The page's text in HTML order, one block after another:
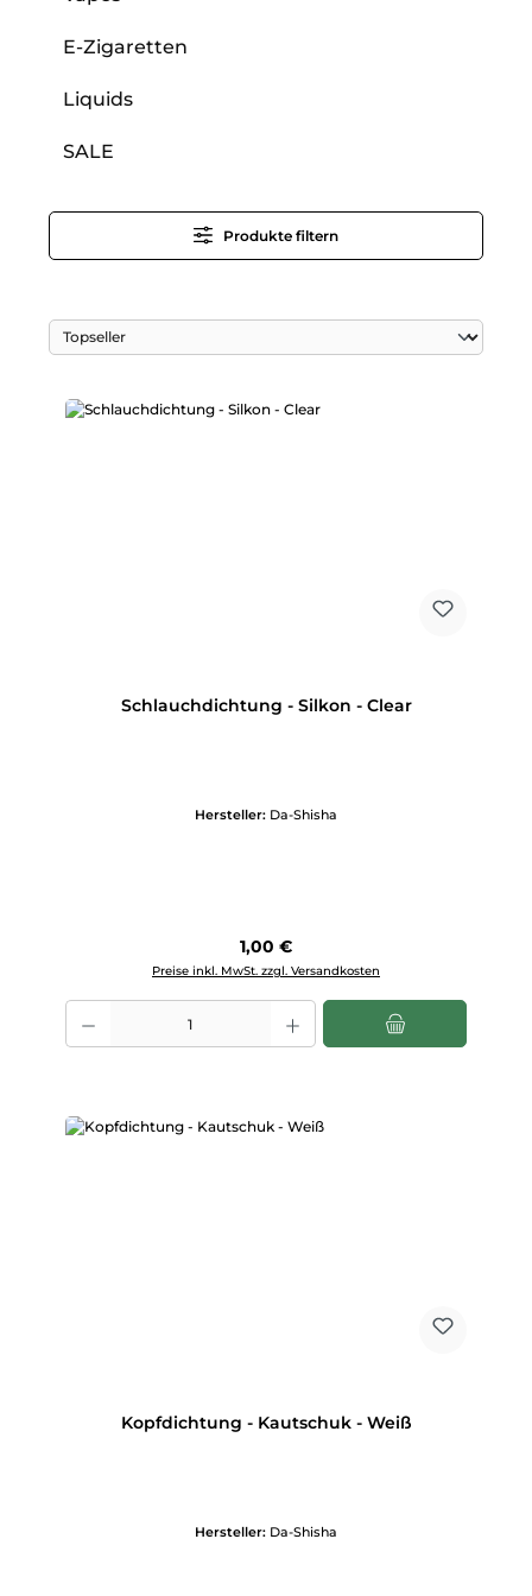
E-Zigaretten
Liquids
SALE
Produkte filtern
Schlauchdichtung - Silkon - Clear
Hersteller: Da-Shisha
Regulärer Preis:
1,00 €
Preise inkl. MwSt. zzgl. Versandkosten
Produkt Anzahl: Gib den gewünschten Wert ein oder benutze die
Kopfdichtung - Kautschuk - Weiß
Hersteller: Da-Shisha